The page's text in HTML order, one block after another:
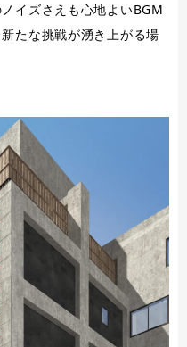
イズさえも心地よいBGM
たな挑戦が湧き上がる場